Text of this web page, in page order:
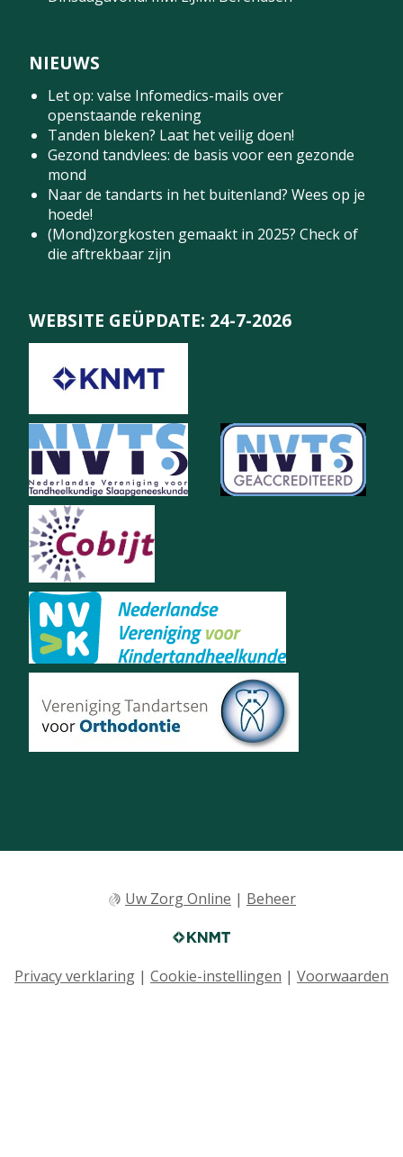
NIEUWS
Let op: valse Infomedics-mails over
openstaande rekening
Tanden bleken? Laat het veilig doen!
Gezond tandvlees: de basis voor een gezonde
mond
Naar de tandarts in het buitenland? Wees op je
hoede!
(Mond)zorgkosten gemaakt in 2025? Check of
die aftrekbaar zijn
WEBSITE GEÜPDATE: 24-7-2026
Uw Zorg Online | Beheer
Privacy verklaring | Cookie-instellingen | Voorwaarden